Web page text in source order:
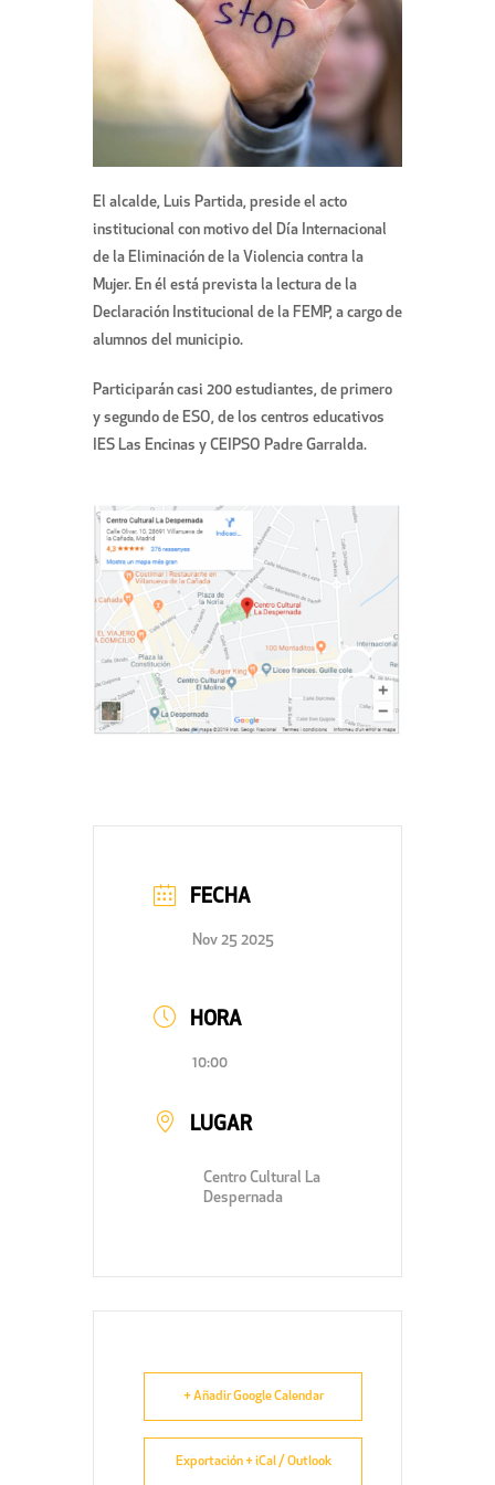
El alcalde, Luis Partida, preside el acto
institucional con motivo del Día Internacional
de la Eliminación de la Violencia contra la
Mujer. En él está prevista la lectura de la
Declaración Institucional de la FEMP, a cargo de
alumnos del municipio.
Participarán casi 200 estudiantes, de primero
y segundo de ESO, de los centros educativos
IES Las Encinas y CEIPSO Padre Garralda.
FECHA
Nov 25 2025
HORA
10:00
LUGAR
Centro Cultural La
Despernada
+ Añadir Google Calendar
Exportación + iCal / Outlook